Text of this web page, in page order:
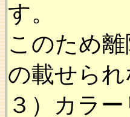
す。
このため
の載せら
３）カラ